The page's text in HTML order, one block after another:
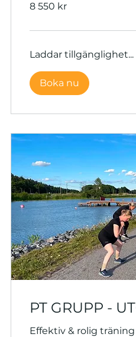
svenska
8 550 kr
Laddar tillgänglighet...
Boka nu
PT GRUPP -
Effektiv & rolig